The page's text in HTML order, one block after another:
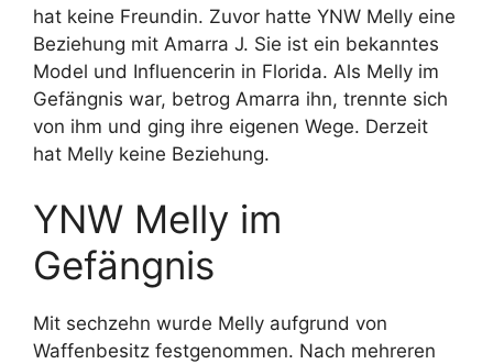
hat keine Freundin. Zuvor hatte YNW Melly eine
Beziehung mit Amarra J. Sie ist ein bekanntes
Model und Influencerin in Florida. Als Melly im
Gefängnis war, betrog Amarra ihn, trennte sich
von ihm und ging ihre eigenen Wege. Derzeit
hat Melly keine Beziehung.
YNW Melly im
Gefängnis
Mit sechzehn wurde Melly aufgrund von
Waffenbesitz festgenommen. Nach mehreren